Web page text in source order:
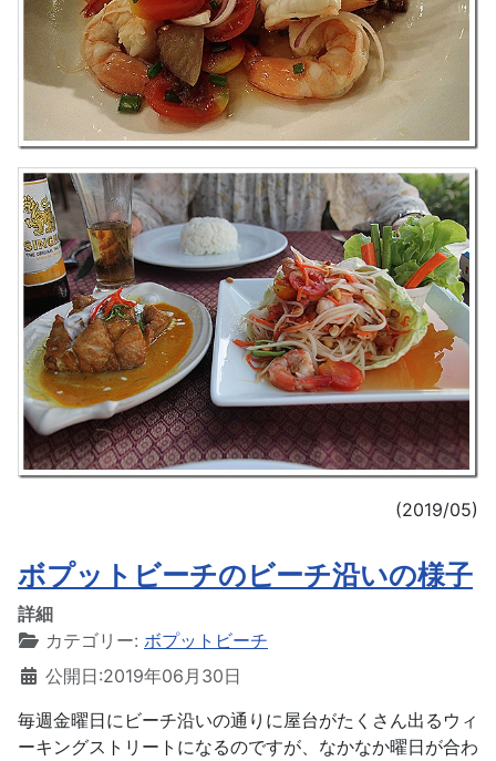
(2019/05)
ボプットビーチのビーチ沿いの様子
詳細
カテゴリー: ボプットビーチ
公開日:2019年06月30日
毎週金曜日にビーチ沿いの通りに屋台がたくさん出るウィ
ーキングストリートになるのですが、なかなか曜日が合わ